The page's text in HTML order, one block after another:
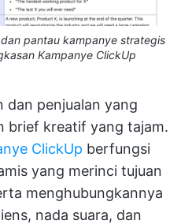
pantau kampanye strategis
Kampanye ClickUp
dan penjualan yang
brief kreatif yang tajam.
ClickUp berfungsi
yang merinci tujuan
menghubungkannya
nada suara, dan